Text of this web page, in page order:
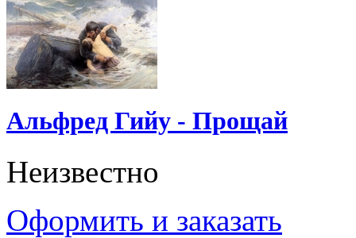
Альфред Гийу - Прощай
Неизвестно
Оформить и заказать